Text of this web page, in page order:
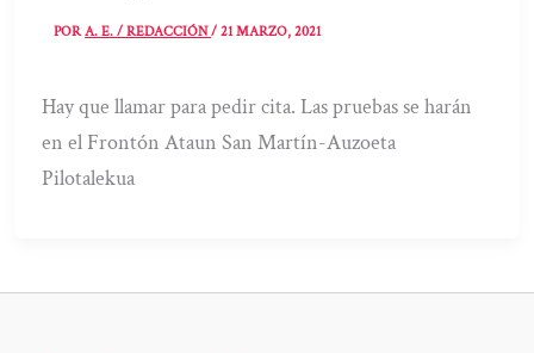
PORA. E. / REDACCIÓN/21 MARZO, 2021
Hay que llamar para pedir cita. Las pruebas se harán
en el Frontón Ataun San Martín-Auzoeta
Pilotalekua